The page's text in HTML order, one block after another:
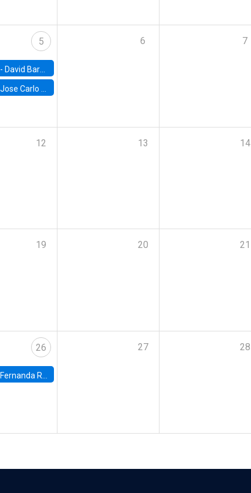
5
David Bardey, Universidad de los Andes - CEDE
Jose Carlo Bermudez, UC (ME) & World Bank
6 7
12 13 14
19 20 21
26
Fernanda Rojas Ampuero, University of Wisconsin-Madison
27 28